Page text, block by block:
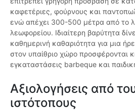
καφετέριες, φούρνους και
ενώ απέχει 300-500 μέτρα από το
λεωφορείου. Ιδιαίτερη βαρύτητα
καθημερινή καθαριότητα για μια
στον υπαίθριο χώρο προσφέρονται
εγκαταστάσεις barbeque και
Αξιολογήσεις από
ιστότοπους